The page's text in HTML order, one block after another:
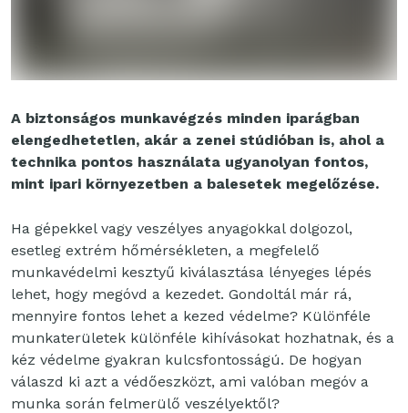
A biztonságos munkavégzés minden iparágban
elengedhetetlen, akár a zenei stúdióban is, ahol a
technika pontos használata ugyanolyan fontos,
mint ipari környezetben a balesetek megelőzése.
Ha gépekkel vagy veszélyes anyagokkal dolgozol,
esetleg extrém hőmérsékleten, a megfelelő
munkavédelmi kesztyű kiválasztása lényeges lépés
lehet, hogy megóvd a kezedet. Gondoltál már rá,
mennyire fontos lehet a kezed védelme? Különféle
munkaterületek különféle kihívásokat hozhatnak, és a
kéz védelme gyakran kulcsfontosságú. De hogyan
válaszd ki azt a védőeszközt, ami valóban megóv a
munka során felmerülő veszélyektől?